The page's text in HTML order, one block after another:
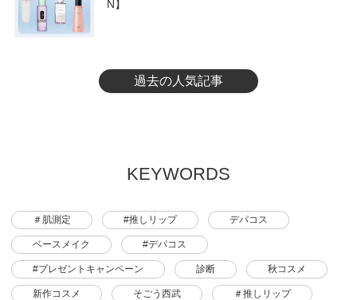
N】
過去の人気記事
KEYWORDS
＃肌測定 #推しリップ デパコス
ベースメイク #デパコス
#プレゼントキャンペーン 診断 秋コスメ
新作コスメ そごう西武 ＃推しリップ